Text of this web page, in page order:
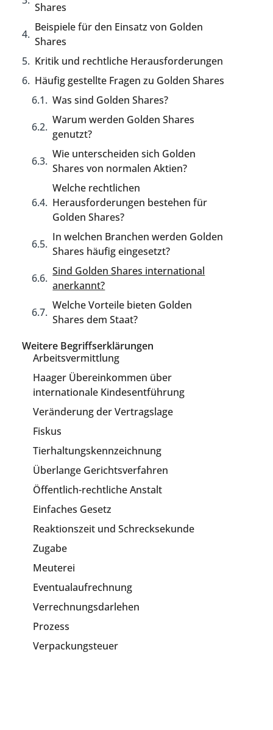
Shares
Beispiele für den Einsatz von Golden
Shares
Kritik und rechtliche Herausforderungen
Häufig gestellte Fragen zu Golden Shares
Was sind Golden Shares?
Warum werden Golden Shares
genutzt?
Wie unterscheiden sich Golden
Shares von normalen Aktien?
Welche rechtlichen
Herausforderungen bestehen für
Golden Shares?
In welchen Branchen werden Golden
Shares häufig eingesetzt?
Sind Golden Shares international
anerkannt?
Welche Vorteile bieten Golden
Shares dem Staat?
Weitere Begriffserklärungen
Arbeitsvermittlung
Haager Übereinkommen über
internationale Kindesentführung
Veränderung der Vertragslage
Fiskus
Tierhaltungskennzeichnung
Überlange Gerichtsverfahren
Öffentlich-rechtliche Anstalt
Einfaches Gesetz
Reaktionszeit und Schrecksekunde
Zugabe
Meuterei
Eventualaufrechnung
Verrechnungsdarlehen
Prozess
Verpackungsteuer